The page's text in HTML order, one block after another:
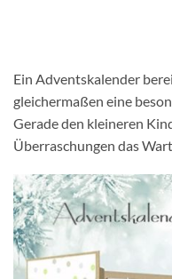
Ein Adventskalender
gleichermaßen eine
Gerade den kleineren
Überraschungen das